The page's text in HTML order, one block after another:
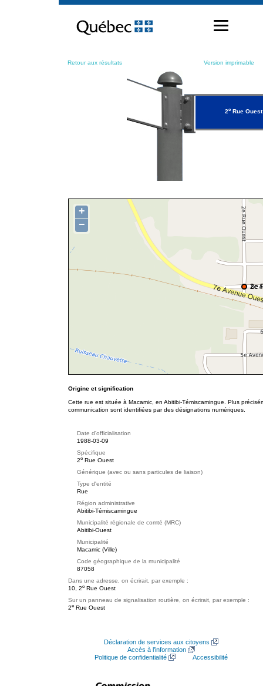
contenu
Retour aux résultats Version imprimable
2eRue Ouest
2e
+
−
Origine et signification
Cette rue est située à Macamic, en Abitibi-Témiscamingue. Plus
communication sont identifiées par des désignations numériques.
Date d'officialisation
1988-03-09
Spécifique
2e Rue Ouest
Générique (avec ou sans particules de liaison)
Type d'entité
Rue
Région administrative
Abitibi-Témiscamingue
Municipalité régionale de comté (MRC)
Abitibi-Ouest
Municipalité
Macamic (Ville)
Code géographique de la municipalité
87058
Dans une adresse, on écrirait, par exemple :
10, 2e Rue Ouest
Sur un panneau de signalisation routière, on écrirait, par exemple :
2e Rue Ouest
Déclaration de services aux citoyens
Accès à l’information
Politique de confidentialité
Accessibilité